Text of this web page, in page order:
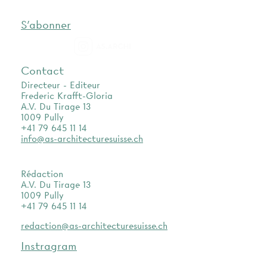
S'abonner
Contact
Directeur - Editeur
Frederic Krafft-Gloria
A.V. Du Tirage 13
1009 Pully
+41 79 645 11 14
info@as-architecturesuisse.ch
Rédaction
A.V. Du Tirage 13
1009 Pully
+41 79 645 11 14
redaction@as-architecturesuisse.ch
Instragram